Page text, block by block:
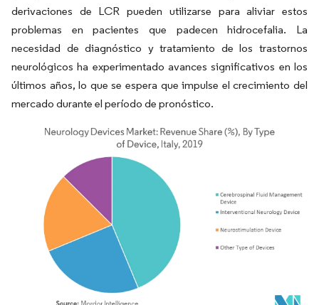
derivaciones de LCR pueden utilizarse para aliviar estos
problemas en pacientes que padecen hidrocefalia. La
necesidad de diagnóstico y tratamiento de los trastornos
neurológicos ha experimentado avances significativos en los
últimos años, lo que se espera que impulse el crecimiento del
mercado durante el período de pronóstico.